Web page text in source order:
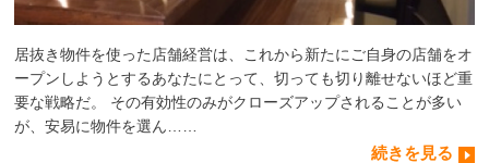
居抜き物件を使った店舗経営は、これから新たにご自身の店舗をオ
ープンしようとするあなたにとって、切っても切り離せないほど重
要な戦略だ。 その有効性のみがクローズアップされることが多い
が、安易に物件を選ん……
続きを見る